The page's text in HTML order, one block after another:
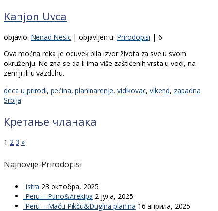
Kanjon Uvca
objavio: Nenad Nesic | objavljen u: Prirodopisi | 6
Ova moćna reka je oduvek bila izvor života za sve u svom
okruženju. Ne zna se da li ima više zaštićenih vrsta u vodi, na
zemlji ili u vazduhu.
deca u prirodi, pećina, planinarenje, vidikovac, vikend, zapadna
Srbija
Кретање чланака
1 2 3 »
Najnovije-Prirodopisi
Istra 23 октобра, 2025
Peru – Puno&Arekipa 2 јула, 2025
Peru – Maču Pikču&Dugina planina 16 априла, 2025